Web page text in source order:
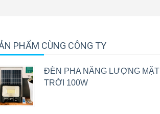
PHẨM CÙNG CÔNG TY
ĐÈN PHA NĂNG LƯỢNG MẶT
TRỜI 100W